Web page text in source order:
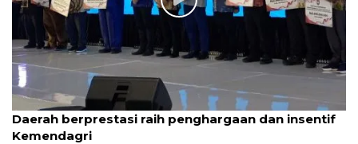
Daerah berprestasi raih penghargaan dan insentif
Kemendagri